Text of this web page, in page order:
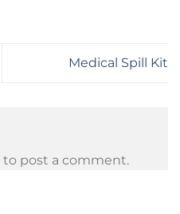
Medical Spill Kit
to post a comment.